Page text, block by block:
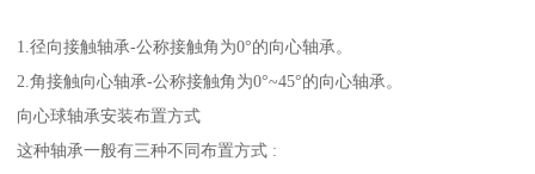
1.径向接触轴承-公称接触角为0°的向心轴承。
2.角接触向心轴承-公称接触角为0°~45°的向心轴承。
向心球轴承安装布置方式
这种轴承一般有三种不同布置方式 :